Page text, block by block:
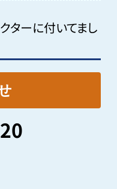
ターに付いてまし